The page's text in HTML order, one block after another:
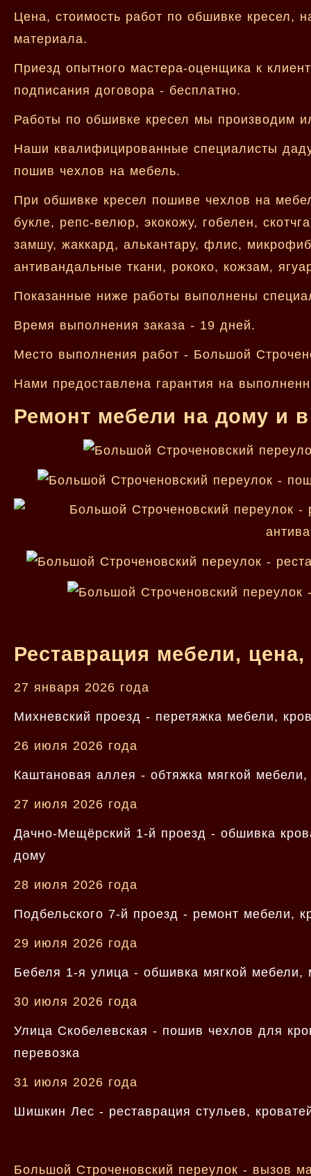
Цена, стоимость работ по обшивке кресел,
материала.
Приезд опытного мастера-оценщика к
подписания договора - бесплатно.
Работы по обшивке кресел мы производим
Наши квалифицированные специалисты
пошив чехлов на мебель.
При обшивке кресел пошиве чехлов на
букле, репс-велюр, экокожу, гобелен,
замшу, жаккард, алькантару, флис,
антивандальные ткани, рококо, кожзам,
Показанные ниже работы выполнены
Время выполнения заказа - 19 дней.
Место выполнения работ - Большой
Нами предоставлена гарантия на
Ремонт мебели на дому и
Реставрация мебели,
27 января 2026 года
Михневский проезд - перетяжка мебели,
26 июля 2026 года
Каштановая аллея - обтяжка мягкой
27 июля 2026 года
Дачно-Мещёрский 1-й проезд - обшивка
дому
28 июля 2026 года
Подбельского 7-й проезд - ремонт мебели,
29 июля 2026 года
Бебеля 1-я улица - обшивка мягкой мебели,
30 июля 2026 года
Улица Скобелевская - пошив чехлов для
перевозка
31 июля 2026 года
Шишкин Лес - реставрация стульев,
Большой Строченовский переулок - вызов